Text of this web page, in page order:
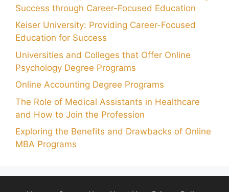
Success through Career-Focused Education
Keiser University: Providing Career-Focused
Education for Success
Universities and Colleges that Offer Online
Psychology Degree Programs
Online Accounting Degree Programs
The Role of Medical Assistants in Healthcare
and How to Join the Profession
Exploring the Benefits and Drawbacks of Online
MBA Programs